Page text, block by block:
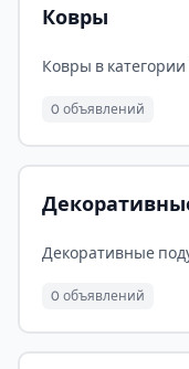
Ковры
Ковры в
0 объявлений
Декоративные
0 объявлений